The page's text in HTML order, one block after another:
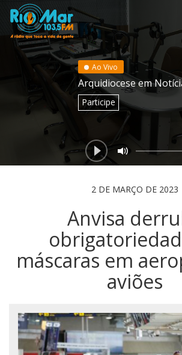
Ao Vivo
Arquidiocese em
Participe
2 DE MARÇO DE 2023
Anvisa
máscaras em
aviões